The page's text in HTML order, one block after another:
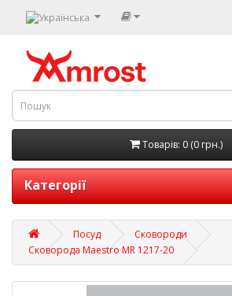
Товарів: 0 (0 грн.)
Категорії
Посуд
Сковороди
Сковорода Maestro MR 1217-20